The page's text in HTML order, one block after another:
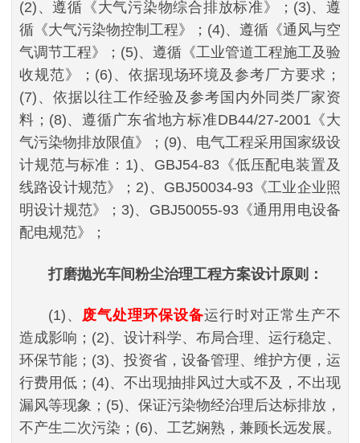
(2)、遵循《大气污染物综合排放标准》；(3)、遵
循《大气污染物控制工程》；(4)、遵循《通风与空
气调节工程》；(5)、遵循《工业管道工程施工及验
收规范》；(6)、依据现场环境及参考厂方要求；
(7)、依据以往工作经验及参考国内外同类厂家资
料；(8)、遵循广东省地方标准DB44/27-2001《大
气污染物排放限值》；(9)、电气工程采用国家级设
计规范与标准：1)、GBJ54-83《低压配电装置及
线路设计规范》；2)、GBJ50034-93《工业企业照
明设计规范》；3)、GBJ50055-93《通用用电设备
配电规范》；
打磨抛光车间粉尘治理工程方案设计原则：
(1)、 废气处理环保设备运行时对正常生产不
造成影响；(2)、设计科学、布局合理、运行稳定、
环保节能；(3)、投资省，设备管理、维护方便，运
行费用低；(4)、不出现抽排风过大或不及，不出现
漏风等现象；(5)、保证污染物经治理后达标排放，
不产生二次污染；(6)、工艺娴熟，兼顾长远发展。